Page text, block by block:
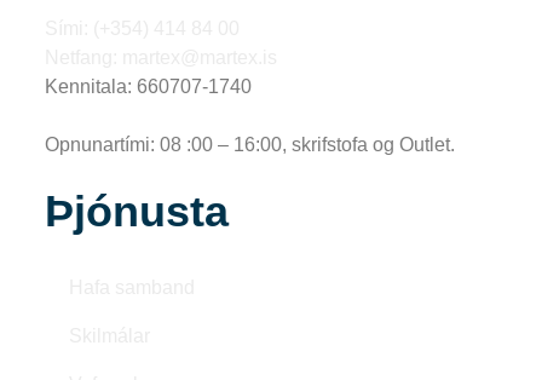
Kennitala: 660707-1740
Opnunartími: 08 :00 – 16:00, skrifstofa og Outlet.
Þjónusta